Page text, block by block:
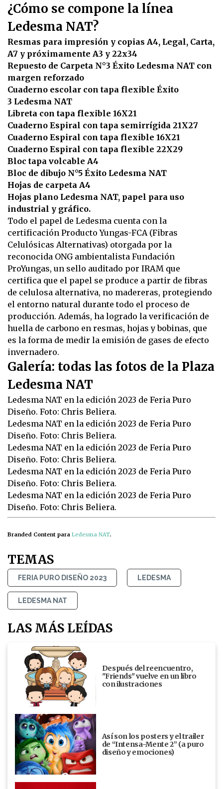
¿Cómo se compone la línea
Ledesma NAT?
Resmas para impresión y copias A4, Legal, Carta,
A7 y próximamente A3 y 22x34
Repuesto de Carpeta N°3 Éxito Ledesma NAT con
margen reforzado
Cuaderno escolar con tapa flexible Éxito
3 Ledesma NAT
Libreta con tapa flexible 16X21
Cuaderno Espiral con tapa semirrígida 21X27
Cuaderno Espiral con tapa flexible 16X21
Cuaderno Espiral con tapa flexible 22X29
Bloc tapa volcable A4
Bloc de dibujo N°5 Éxito Ledesma NAT
Hojas de carpeta A4
Hojas plano Ledesma NAT, papel para uso
industrial y gráfico.
Todo el papel de Ledesma cuenta con la
certificación Producto Yungas-FCA (Fibras
Celulósicas Alternativas) otorgada por la
reconocida ONG ambientalista Fundación
ProYungas, un sello auditado por IRAM que
certifica que el papel se produce a partir de fibras
de celulosa alternativa, no madereras, protegiendo
el entorno natural durante todo el proceso de
producción. Además, ha logrado la verificación de
huella de carbono en resmas, hojas y bobinas, que
es la forma de medir la emisión de gases de efecto
invernadero.
Galería: todas las fotos de la Plaza
Ledesma NAT
Ledesma NAT en la edición 2023 de Feria Puro
Diseño. Foto: Chris Beliera.
Ledesma NAT en la edición 2023 de Feria Puro
Diseño. Foto: Chris Beliera.
Ledesma NAT en la edición 2023 de Feria Puro
Diseño. Foto: Chris Beliera.
Ledesma NAT en la edición 2023 de Feria Puro
Diseño. Foto: Chris Beliera.
Ledesma NAT en la edición 2023 de Feria Puro
Diseño. Foto: Chris Beliera.
Branded Content para Ledesma NAT.
TEMAS
FERIA PURO DISEÑO 2023 LEDESMA
LEDESMA NAT
LAS MÁS LEÍDAS
Después del reencuentro,
"Friends" vuelve en un libro
con ilustraciones
Así son los posters y el trailer
de “Intensa-Mente 2” (a puro
diseño y emociones)